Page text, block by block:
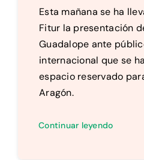
Esta mañana se ha
Fitur la presentación
Guadalope ante
internacional que se
espacio reservado
Aragón.
Continuar leyendo